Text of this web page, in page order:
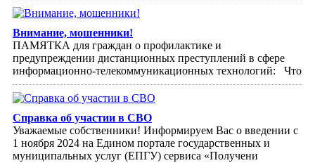
Внимание, мошенники!
ПАМЯТКА для граждан о профилактике и
предупреждении дистанционных преступлений в сфере
информационно-телекоммуникационных технологий: Что
Справка об участии в СВО
Уважаемые собственники! Информируем Вас о введении с
1 ноября 2024 на Едином портале государственных и
муниципальных услуг (ЕПГУ) сервиса «Получени